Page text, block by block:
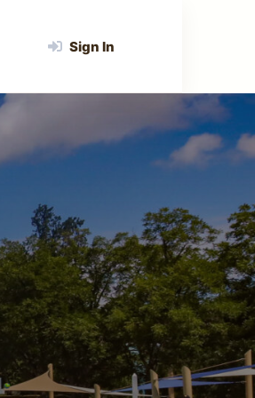
Sign In